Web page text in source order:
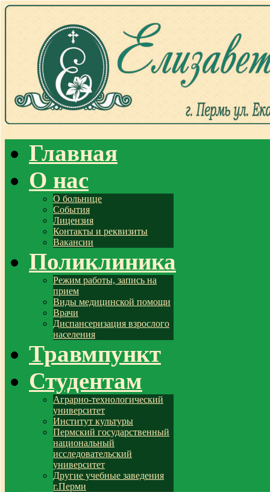
Главная
О нас
О больнице
События
Лицензия
Контакты и реквизиты
Вакансии
Поликлиника
Режим работы, запись на
прием
Виды медицинской помощи
Врачи
Диспансеризация взрослого
населения
Травмпункт
Студентам
Аграрно-технологический
университет
Институт культуры
Пермский государственный
национальный
исследовательский
университет
Другие учебные заведения
г.Перми